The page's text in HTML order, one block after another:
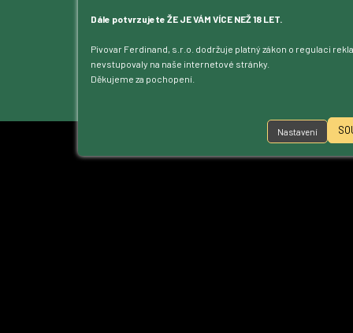
Dále potvrzujete ŽE JE VÁM VÍCE NEŽ 18 LET.
Pivovar Ferdinand, s.r.o. dodržuje platný zákon o regulaci
nevstupovaly na naše internetové stránky.
Děkujeme za pochopení.
Nastavení
Kontakt
Ke stažení
Přístupnost
Nastavení cookies